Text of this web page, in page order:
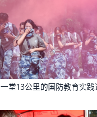
一堂13公里的国防教育实践